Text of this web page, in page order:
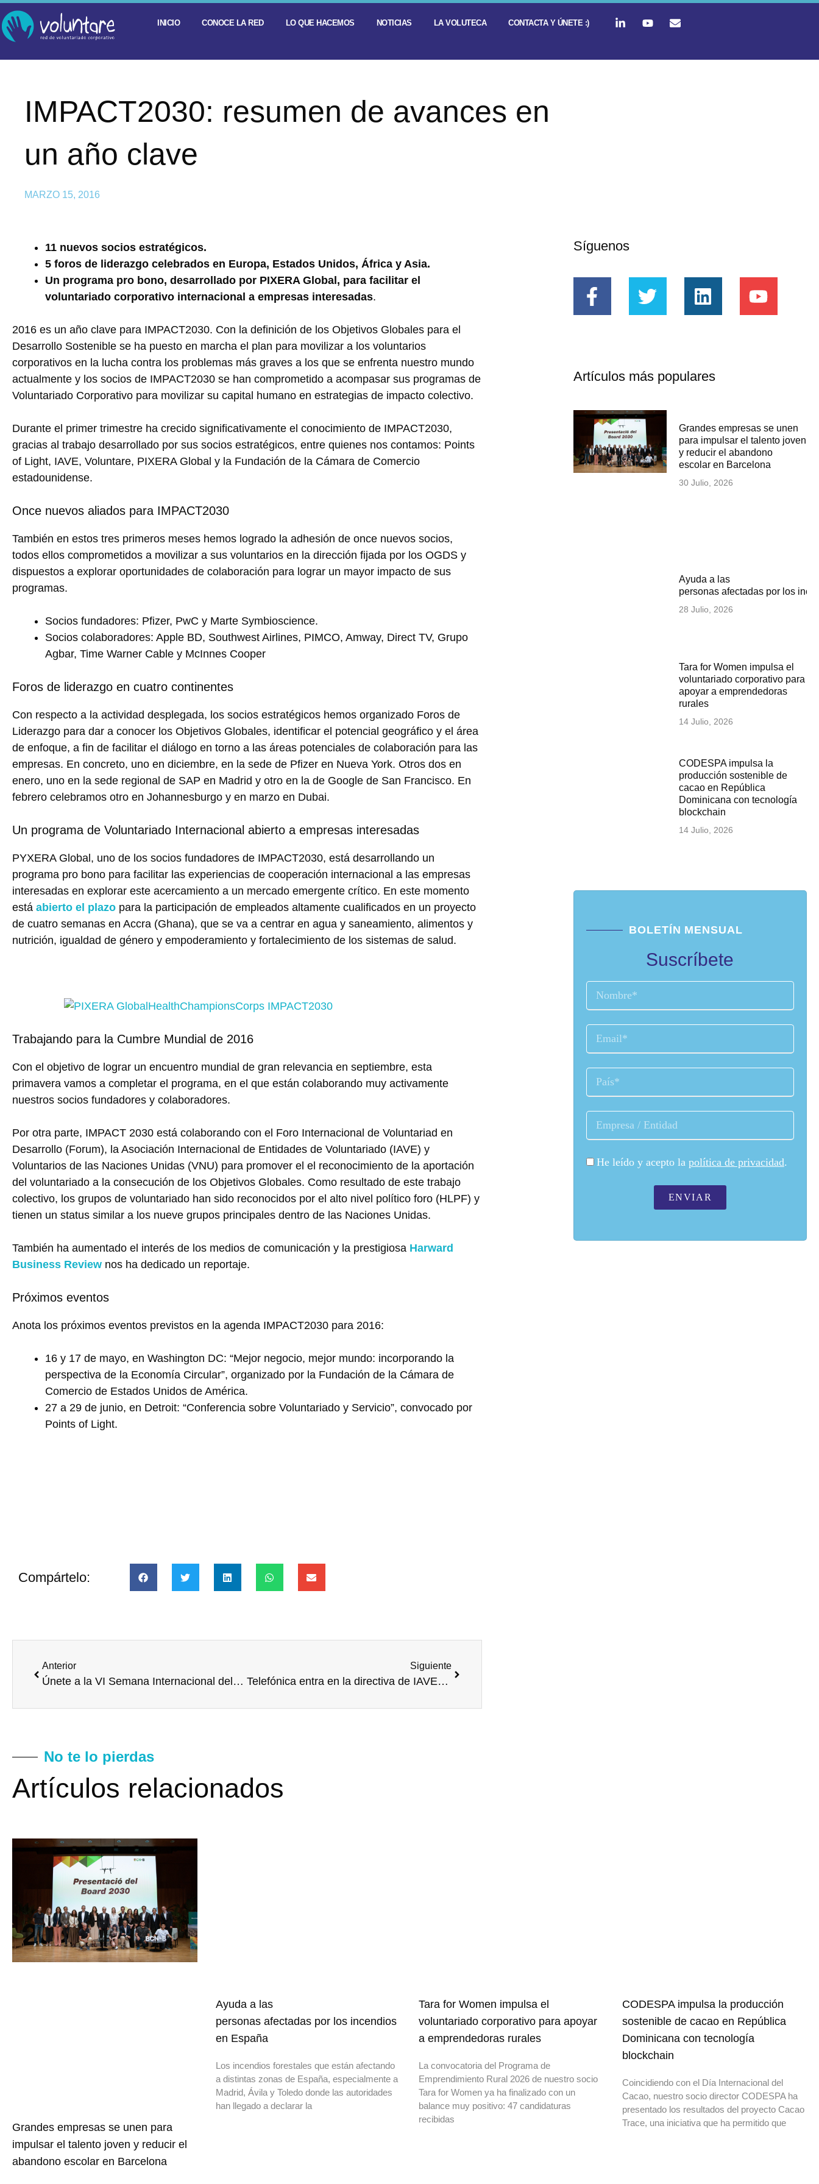
INICIO CONOCE LA RED LO QUE HACEMOS NOTICIAS LA VOLUTECA CONTACTA Y ÚNETE :)
IMPACT2030: resumen de avances en
un año clave
MARZO 15, 2016
11 nuevos socios estratégicos.
5 foros de liderazgo celebrados en Europa, Estados Unidos, África y Asia.
Un programa pro bono, desarrollado por PIXERA Global, para facilitar el
voluntariado corporativo internacional a empresas interesadas.
2016 es un año clave para IMPACT2030. Con la definición de los Objetivos Globales para el
Desarrollo Sostenible se ha puesto en marcha el plan para movilizar a los voluntarios
corporativos en la lucha contra los problemas más graves a los que se enfrenta nuestro mundo
actualmente y los socios de IMPACT2030 se han comprometido a acompasar sus programas de
Voluntariado Corporativo para movilizar su capital humano en estrategias de impacto colectivo.
Durante el primer trimestre ha crecido significativamente el conocimiento de IMPACT2030,
gracias al trabajo desarrollado por sus socios estratégicos, entre quienes nos contamos: Points
of Light, IAVE, Voluntare, PIXERA Global y la Fundación de la Cámara de Comercio
estadounidense.
Once nuevos aliados para IMPACT2030
También en estos tres primeros meses hemos logrado la adhesión de once nuevos socios,
todos ellos comprometidos a movilizar a sus voluntarios en la dirección fijada por los OGDS y
dispuestos a explorar oportunidades de colaboración para lograr un mayor impacto de sus
programas.
Socios fundadores: Pfizer, PwC y Marte Symbioscience.
Socios colaboradores: Apple BD, Southwest Airlines, PIMCO, Amway, Direct TV, Grupo
Agbar, Time Warner Cable y McInnes Cooper
Foros de liderazgo en cuatro continentes
Con respecto a la actividad desplegada, los socios estratégicos hemos organizado Foros de
Liderazgo para dar a conocer los Objetivos Globales, identificar el potencial geográfico y el área
de enfoque, a fin de facilitar el diálogo en torno a las áreas potenciales de colaboración para las
empresas. En concreto, uno en diciembre, en la sede de Pfizer en Nueva York. Otros dos en
enero, uno en la sede regional de SAP en Madrid y otro en la de Google de San Francisco. En
febrero celebramos otro en Johannesburgo y en marzo en Dubai.
Un programa de Voluntariado Internacional abierto a empresas interesadas
PYXERA Global, uno de los socios fundadores de IMPACT2030, está desarrollando un
programa pro bono para facilitar las experiencias de cooperación internacional a las empresas
interesadas en explorar este acercamiento a un mercado emergente crítico. En este momento
está abierto el plazo para la participación de empleados altamente cualificados en un proyecto
de cuatro semanas en Accra (Ghana), que se va a centrar en agua y saneamiento, alimentos y
nutrición, igualdad de género y empoderamiento y fortalecimiento de los sistemas de salud.
Trabajando para la Cumbre Mundial de 2016
Con el objetivo de lograr un encuentro mundial de gran relevancia en septiembre, esta
primavera vamos a completar el programa, en el que están colaborando muy activamente
nuestros socios fundadores y colaboradores.
Por otra parte, IMPACT 2030 está colaborando con el Foro Internacional de Voluntariad en
Desarrollo (Forum), la Asociación Internacional de Entidades de Voluntariado (IAVE) y
Voluntarios de las Naciones Unidas (VNU) para promover el el reconocimiento de la aportación
del voluntariado a la consecución de los Objetivos Globales. Como resultado de este trabajo
colectivo, los grupos de voluntariado han sido reconocidos por el alto nivel político foro (HLPF) y
tienen un status similar a los nueve grupos principales dentro de las Naciones Unidas.
También ha aumentado el interés de los medios de comunicación y la prestigiosa Harward
Business Review nos ha dedicado un reportaje.
Próximos eventos
Anota los próximos eventos previstos en la agenda IMPACT2030 para 2016:
16 y 17 de mayo, en Washington DC: “Mejor negocio, mejor mundo: incorporando la
perspectiva de la Economía Circular”, organizado por la Fundación de la Cámara de
Comercio de Estados Unidos de América.
27 a 29 de junio, en Detroit: “Conferencia sobre Voluntariado y Servicio”, convocado por
Points of Light.
Compártelo:
Anterior
Únete a la VI Semana Internacional del Voluntariado Corporativo de Forética
Siguiente
Telefónica entra en la directiva de IAVE como referente de Voluntariado Corporativo
Síguenos
Artículos más populares
Grandes empresas se unen
para impulsar el talento joven
y reducir el abandono
escolar en Barcelona
30 Julio, 2026
Ayuda a las
personas afectadas por los
28 Julio, 2026
Tara for Women impulsa el
voluntariado corporativo para
apoyar a emprendedoras
rurales
14 Julio, 2026
CODESPA impulsa la
producción sostenible de
cacao en República
Dominicana con tecnología
blockchain
14 Julio, 2026
BOLETÍN MENSUAL
Suscríbete
He leído y acepto la política de privacidad.
ENVIAR
No te lo pierdas
Artículos relacionados
Grandes empresas se unen para
impulsar el talento joven y reducir el
abandono escolar en Barcelona
Ayuda a las
personas afectadas por los incendios
en España
Los incendios forestales que están afectando
a distintas zonas de España, especialmente a
Madrid, Ávila y Toledo donde las autoridades
han llegado a declarar la
Tara for Women impulsa el
voluntariado corporativo para apoyar
a emprendedoras rurales
La convocatoria del Programa de
Emprendimiento Rural 2026 de nuestro socio
Tara for Women ya ha finalizado con un
balance muy positivo: 47 candidaturas
recibidas
CODESPA impulsa la producción
sostenible de cacao en República
Dominicana con tecnología
blockchain
Coincidiendo con el Día Internacional del
Cacao, nuestro socio director CODESPA ha
presentado los resultados del proyecto Cacao
Trace, una iniciativa que ha permitido que